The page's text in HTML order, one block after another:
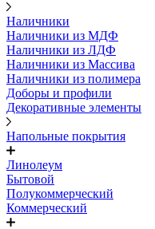
Наличники
Наличники из МДФ
Наличники из ЛДФ
Наличники из Массива
Наличники из полимера
Доборы и профили
Декоративные элементы
Напольные покрытия
Линолеум
Бытовой
Полукоммерческий
Коммерческий